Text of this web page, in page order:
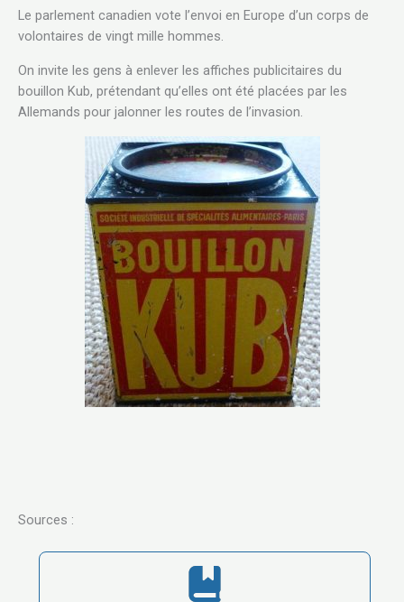
Le parlement canadien vote l’envoi en Europe d’un corps de
volontaires de vingt mille hommes.
On invite les gens à enlever les affiches publicitaires du
bouillon Kub, prétendant qu’elles ont été placées par les
Allemands pour jalonner les routes de l’invasion.
Sources :